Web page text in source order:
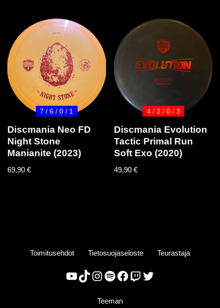
7 / 6 / 0 / 1
Discmania Neo FD
Night Stone
Manianite (2023)
69,90 €
4 / 2 / 0 / 3
Discmania Evolution
Tactic Primal Run
Soft Exo (2020)
49,90€
Toimitusehdot Tietosuojaseloste Teurastaja
Teeman